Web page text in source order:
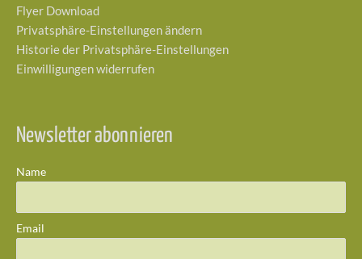
Flyer Download
Privatsphäre-Einstellungen ändern
Historie der Privatsphäre-Einstellungen
Einwilligungen widerrufen
Newsletter abonnieren
Name
Email